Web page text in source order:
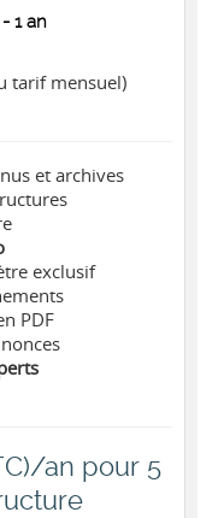
1 an
tarif mensuel)
et archives
exclusif
PDF
an pour 5